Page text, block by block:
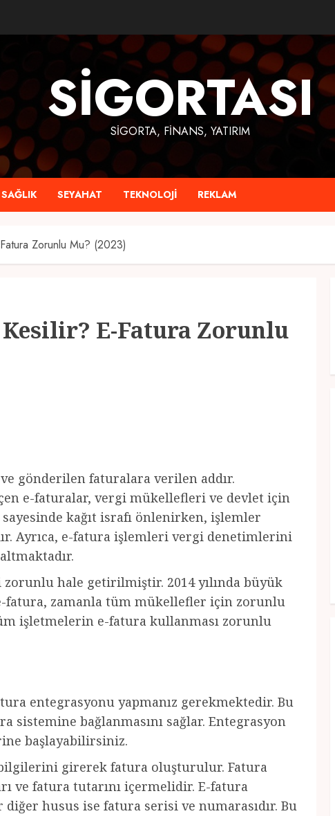
SIGORTASI
SIGORTA, FINANS, YATIRIM
SAĞLIK SEYAHAT TEKNOLOJI REKLAM
Zorunlu Mu? (2023)
Kesilir? E-Fatura Zorunlu
gönderilen faturalara verilen addır.
e-faturalar, vergi mükellefleri ve devlet için
kağıt israfı önlenirken, işlemler
Ayrıca, e-fatura işlemleri vergi denetimlerini
zorunlu hale getirilmiştir. 2014 yılında büyük
zamanla tüm mükellefler için zorunlu
işletmelerin e-fatura kullanması zorunlu
entegrasyonu yapmanız gerekmektedir. Bu
sistemine bağlanmasını sağlar. Entegrasyon
başlayabilirsiniz.
girerek fatura oluşturulur. Fatura
ve fatura tutarını içermelidir. E-fatura
husus ise fatura serisi ve numarasıdır. Bu